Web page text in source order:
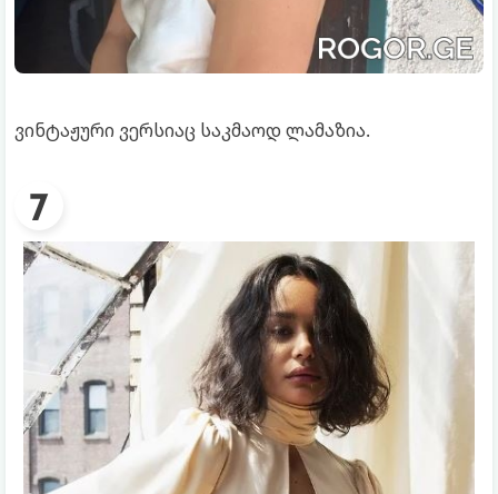
ვინტაჟური ვერსიაც საკმაოდ ლამაზია.